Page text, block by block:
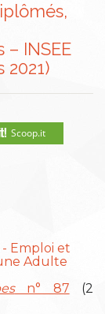
INSEE
Scoop.it
Emploi et
Adulte
n° 87 (2